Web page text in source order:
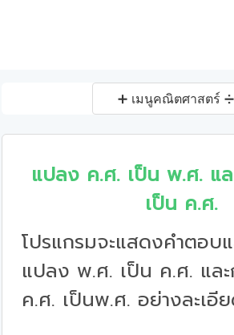
➕ เมนูคณิตศาสตร์ ➗
แปลง ค.ศ. เป็น พ.ศ. แ
เป็น ค.ศ.
โปรแกรมจะแสดงคำตอบ
แปลง พ.ศ. เป็น ค.ศ. แล
ค.ศ. เป็นพ.ศ. อย่างละเอี